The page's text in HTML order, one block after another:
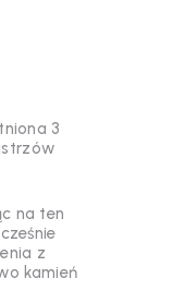
3
na ten
z
kamień